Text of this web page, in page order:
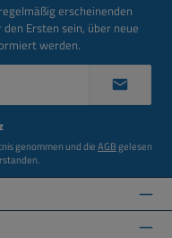
erscheinenden
Ersten sein, über neue
werden.
genommen und dieAGBgelesen